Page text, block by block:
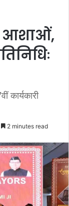
आशाओं,
कार्यकारी
2 minutes read